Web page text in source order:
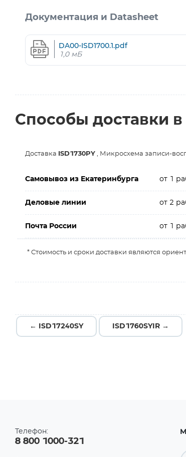
Документация и Datasheet
DA00-ISD1700.1.pdf
1,0 мБ
Способы доставки в
Доставка ISD1730PY , Микросхема записи-
Самовывоз из Екатеринбурга от 1
Деловые линии от 2
Почта России от 1
* Стоимость и сроки доставки являются
← ISD17240SY ISD1760SYIR →
Телефон:
8 800 1000-321